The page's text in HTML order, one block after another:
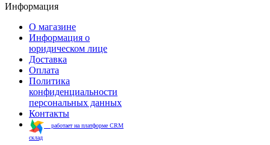
Информация
О магазине
Информация о
юридическом лице
Доставка
Оплата
Политика
конфиденциальности
персональных данных
Контакты
работает на платформе CRM
склад